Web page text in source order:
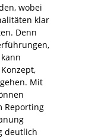
wobei
klar
Denn
Mit
Reporting
deutlich